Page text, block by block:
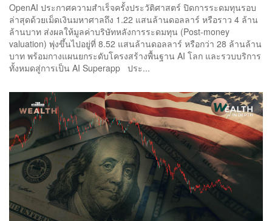
OpenAI ประกาศความสำเร็จครั้งประวัติศาสตร์ ปิดการระดมทุนรอบ
ล่าสุดด้วยเม็ดเงินมหาศาลถึง 1.22 แสนล้านดอลลาร์ หรือราว 4 ล้าน
ล้านบาท ส่งผลให้มูลค่าบริษัทหลังการระดมทุน (Post-money
valuation) พุ่งขึ้นไปอยู่ที่ 8.52 แสนล้านดอลลาร์ หรือกว่า 28 ล้านล้าน
บาท พร้อมกางแผนยกระดับโครงสร้างพื้นฐาน AI โลก และรวบบริการ
ทั้งหมดสู่การเป็น AI Superapp ประ...